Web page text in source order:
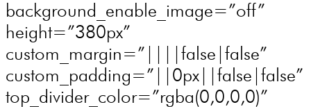
background_enable_image=”off”
height=”380px”
custom_margin=”||||false|false”
custom_padding=”||0px||false|false”
top_divider_color=”rgba(0,0,0,0)”